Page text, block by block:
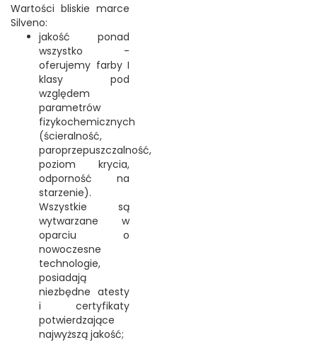
Wartości bliskie marce
Silveno:
jakość ponad
wszystko -
oferujemy farby I
klasy pod
względem
parametrów
fizykochemicznych
(ścieralność,
paroprzepuszczalność,
poziom krycia,
odporność na
starzenie).
Wszystkie są
wytwarzane w
oparciu o
nowoczesne
technologie,
posiadają
niezbędne atesty
i certyfikaty
potwierdzające
najwyższą jakość;